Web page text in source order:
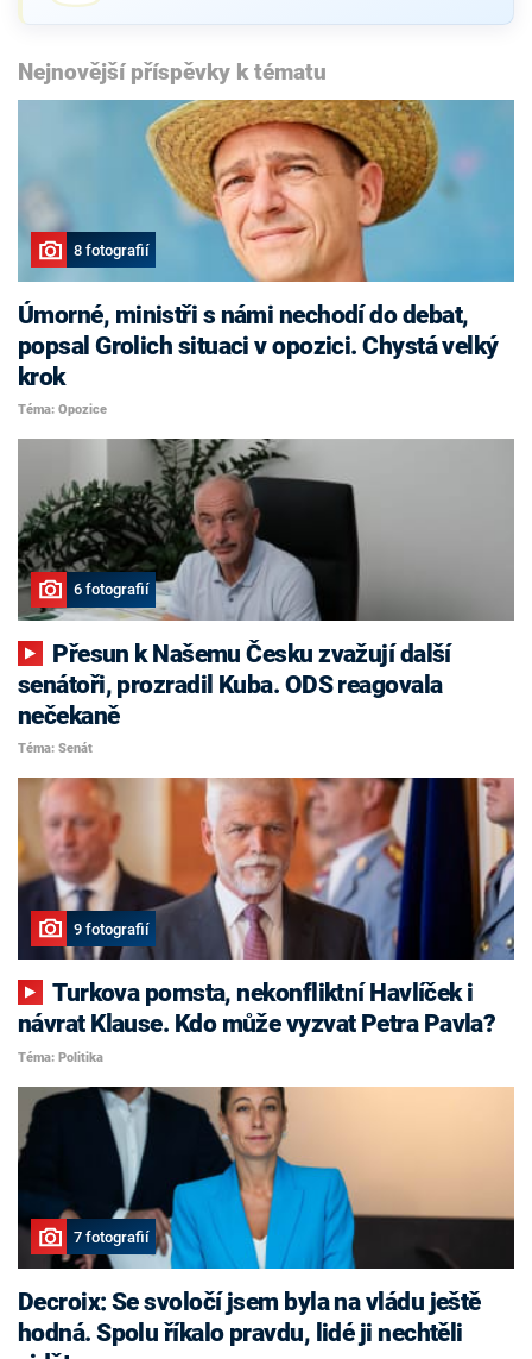
Nejnovější příspěvky k tématu
8 fotografií
Úmorné, ministři s námi nechodí do debat,
popsal Grolich situaci v opozici. Chystá velký
krok
Téma: Opozice
6 fotografií
senátoři, prozradil Kuba. ODS reagovala
nečekaně
Téma: Senát
9 fotografií
Turkova pomsta, nekonfliktní Havlíček i
návrat Klause. Kdo může vyzvat Petra Pavla?
Téma: Politika
7 fotografií
Decroix: Se svoločí jsem byla na vládu ještě
hodná. Spolu říkalo pravdu, lidé ji nechtěli